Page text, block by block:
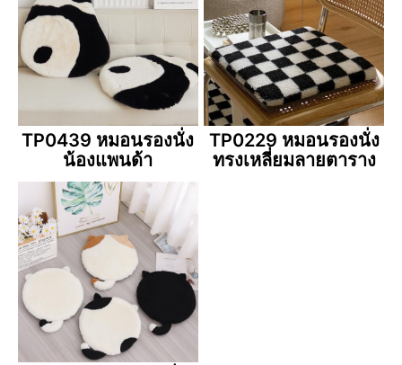
TP0439 หมอนรองนั่ง
น้องแพนด้า
TP0229 หมอนรองนั่ง
ทรงเหลี่ยมลายตาราง